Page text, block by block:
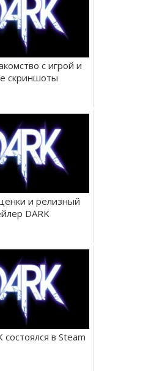
с игрой и
скриншоты
и релизный
DARK
состоялся в Steam